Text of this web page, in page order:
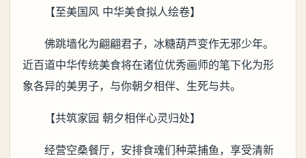
【至美国风 中华美食拟人绘卷】
佛跳墙化为翩翩君子，冰糖葫芦变作无邪少年。
近百道中华传统美食将在诸位优秀画师的笔下化为形
象各异的美男子，与你朝夕相伴、生死与共。
【共筑家园 朝夕相伴心灵归处】
经营空桑餐厅，安排食魂们种菜捕鱼，享受清新